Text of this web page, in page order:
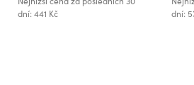
dní: 441 Kč
dní: